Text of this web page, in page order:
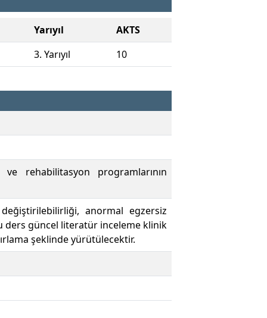
Yarıyıl
AKTS
3. Yarıyıl 10
rehabilitasyon programlarının
anormal egzersiz
ders güncel literatür inceleme klinik
şeklinde yürütülecektir.